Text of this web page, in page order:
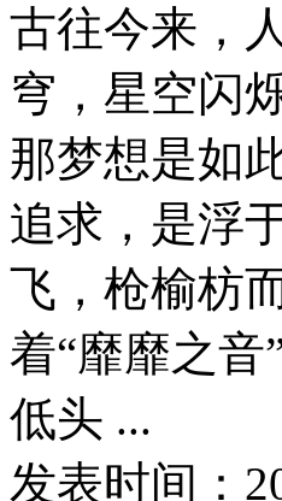
古往今来，
穹，星空闪
那梦想是如
追求，是浮
飞，枪榆枋
着“靡靡之
低头 ...
发表时间：